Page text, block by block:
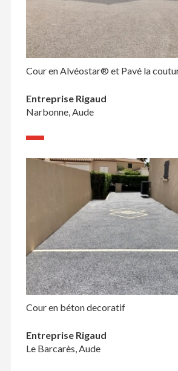
Cour en Alvéostar® et Pavé la
Entreprise Rigaud
Narbonne, Aude
Cour en béton decoratif
Entreprise Rigaud
Le Barcarès, Aude